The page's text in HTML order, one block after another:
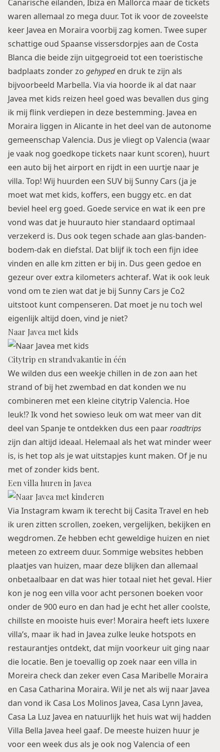
Canarische eilanden, Ibiza en Mallorca maar de tickets
waren allemaal zo mega duur. Tot ik voor de zoveelste
keer Javea en Moraira voorbij zag komen. Twee super
schattige oud Spaanse vissersdorpjes aan de Costa
Blanca die beide zijn uitgegroeid tot een toeristische
badplaats zonder zo gehypeden druk te zijn als
bijvoorbeeld Marbella. Via via hoorde ik al dat naar
Javea met kids reizen heel goed was bevallen dus ging
ik mij flink verdiepen in deze bestemming. Javea en
Moraira liggen in Alicante in het deel van de autonome
gemeenschap Valencia. Dus je vliegt op Valencia (waar
je vaak nog goedkope tickets naar kunt scoren), huurt
een auto bij het airport en rijdt in een uurtje naar je
villa. Top! Wij huurden een SUV bij Sunny Cars (ja je
moet wat met kids, koffers, een buggy etc. en dat
beviel heel erg goed. Goede service en wat ik een pre
vond was dat je huurauto hier standaard optimaal
verzekerd is. Dus ook tegen schade aan glas-banden-
bodem-dak en diefstal. Dat blijf ik toch een fijn idee
vinden en alle km zitten er bij in. Dus geen gedoe en
gezeur over extra kilometers achteraf. Wat ik ook leuk
vond om te zien wat dat je bij Sunny Cars je Co2
uitstoot kunt compenseren. Dat moet je nu toch wel
eigenlijk altijd doen, vind je niet?
Naar Javea met kids
Citytrip en strandvakantie in één
We wilden dus een weekje chillen in de zon aan het
strand of bij het zwembad en dat konden we nu
combineren met een kleine citytrip Valencia. Hoe
leuk!? Ik vond het sowieso leuk om wat meer van dit
deel van Spanje te ontdekken dus een paarroadtrips
zijn dan altijd ideaal. Helemaal als het wat minder weer
is, is het top als je wat uitstapjes kunt maken. Of je nu
met of zonder kids bent.
Een villa huren in Javea
Via Instagram kwam ik terecht bij Casita Travel en heb
ik uren zitten scrollen, zoeken, vergelijken, bekijken en
wegdromen. Ze hebben echt geweldige huizen en niet
meteen zo extreem duur. Sommige websites hebben
plaatjes van huizen, maar deze blijken dan allemaal
onbetaalbaar en dat was hier totaal niet het geval. Hier
kon je nog een villa voor acht personen boeken voor
onder de 900 euro en dan had je echt het aller coolste,
chillste en mooiste huis ever! Moraira heeft iets luxere
villa’s, maar ik had in Javea zulke leuke hotspots en
restaurantjes ontdekt, dat mijn voorkeur uit ging naar
die locatie. Ben je toevallig op zoek naar een villa in
Moreira check dan zeker even Casa Maribelle Moraira
en Casa Catharina Moraira. Wil je net als wij naar Javea
dan vond ik Casa Los Molinos Javea, Casa Lynn Javea,
Casa La Luz Javea en natuurlijk het huis wat wij hadden
Villa Bella Javea heel gaaf. De meeste huizen huur je
voor een week dus als je ook nog Valencia of een